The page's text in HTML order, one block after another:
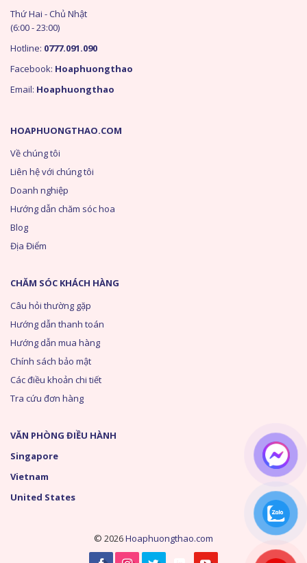
HOAPHUONGTHAO.COM
Về chúng tôi
Liên hệ với chúng tôi
Doanh nghiệp
Hướng dẫn chăm sóc hoa
Blog
Địa Điểm
CHĂM SÓC KHÁCH HÀNG
Câu hỏi thường gặp
Hướng dẫn thanh toán
Hướng dẫn mua hàng
Chính sách bảo mật
Các điều khoản chi tiết
Tra cứu đơn hàng
Thứ Hai - Chủ Nhật
(6:00 - 23:00)
Hotline: 0777.091.090
Facebook: Hoaphuongthao
Email: Hoaphuongthao
VĂN PHÒNG ĐIỀU HÀNH
Singapore
Vietnam
United States
© 2026Hoaphuongthao.com